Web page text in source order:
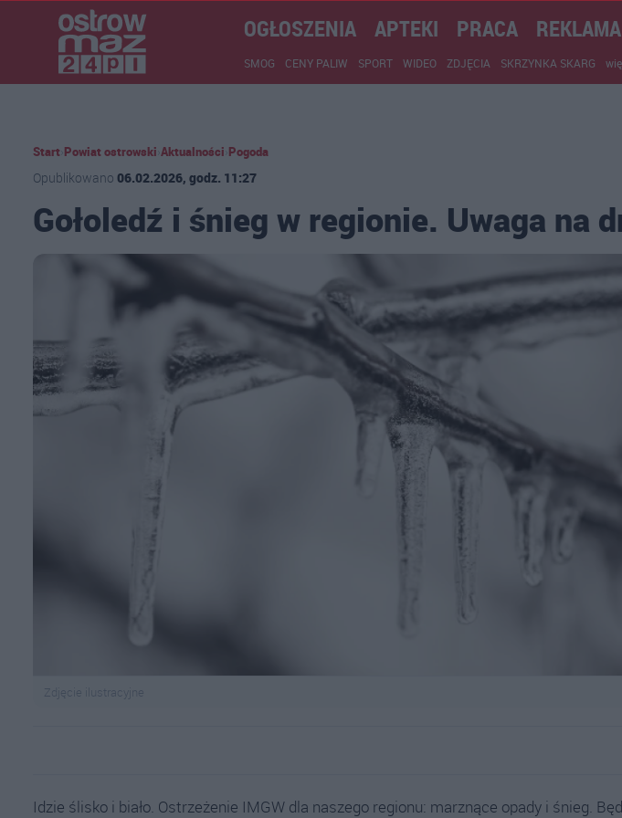
OGŁOSZENIA APTEKI PRACA REKLAMA
SMOG CENY PALIW SPORT WIDEO ZDJĘCIA SKRZYNKA SKARG
Start Powiat ostrowski Aktualności Pogoda
Opublikowano 06.02.2026, godz. 11:27
Gołoledź i śnieg w regionie. Uwaga na
Zdjęcie ilustracyjne
Idzie ślisko i biało. Ostrzeżenie IMGW dla naszego regionu: marznące opady i śnieg.